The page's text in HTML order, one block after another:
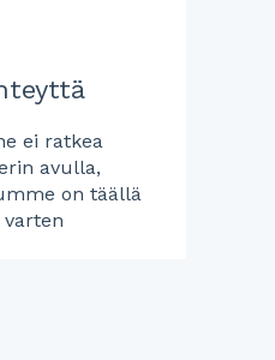
ei ratkea
avulla,
on täällä